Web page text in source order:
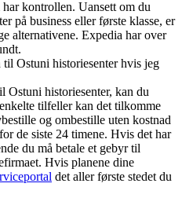
kontrollen. Uansett om du
på business eller første klasse, er
alternativene. Expedia har over
Ostuni historiesenter hvis jeg
Ostuni historiesenter, kan du
tilfeller kan det tilkomme
og ombestille uten kostnad
de siste 24 timene. Hvis det har
du må betale et gebyr til
Hvis planene dine
det aller første stedet du